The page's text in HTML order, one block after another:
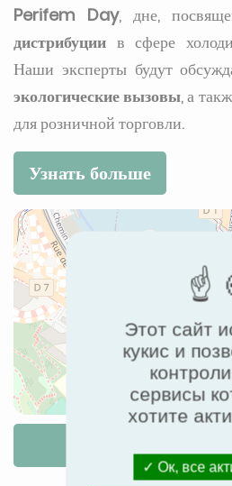
Perifem Day, дне,
дистрибуции в сфере
Наши эксперты будут
экологические вызовы, а
для розничной торговли.
Узнать больше
Этот сайт
кукис и
сервисы
хотите
Ок, все